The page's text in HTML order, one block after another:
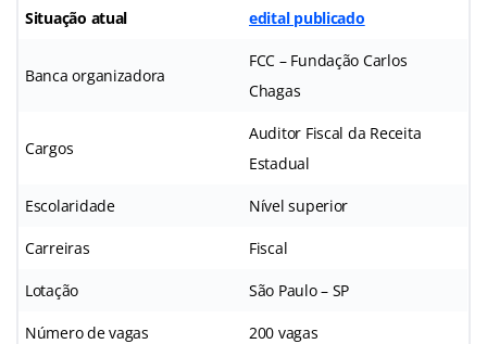
Situação atual edital publicado
Banca organizadora
FCC – Fundação Carlos
Chagas
Cargos
Auditor Fiscal da Receita
Estadual
Escolaridade Nível superior
Carreiras Fiscal
Lotação São Paulo – SP
Número de vagas 200 vagas